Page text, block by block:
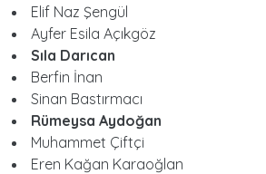
Elif Naz Şengül
Ayfer Esila Açıkgöz
Sıla Darıcan
Berfin İnan
Sinan Bastırmacı
Rümeysa Aydoğan
Muhammet Çiftçi
Eren Kağan Karaoğlan